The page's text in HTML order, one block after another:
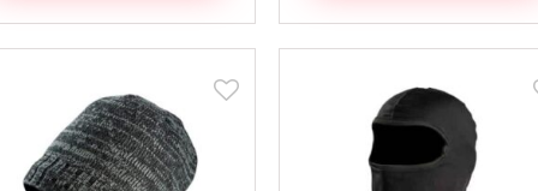
זה
יש
מספר
סוגים.
ניתן
לבחור